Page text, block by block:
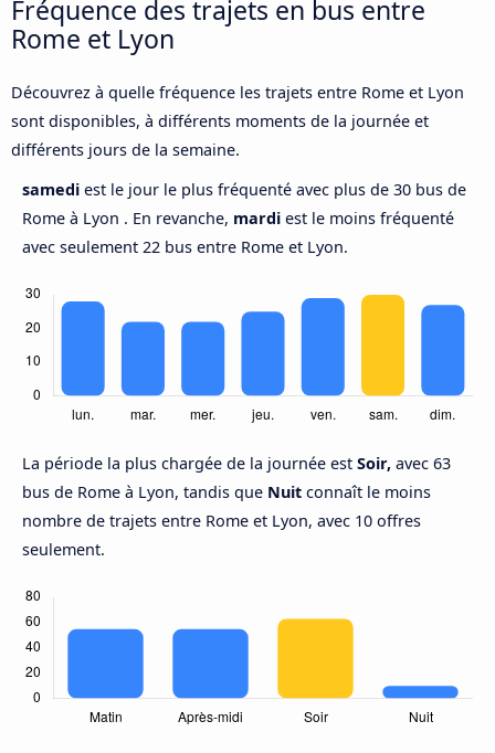
Fréquence des trajets en bus entre
Rome et Lyon
Découvrez à quelle fréquence les trajets entre Rome et Lyon
sont disponibles, à différents moments de la journée et
différents jours de la semaine.
samedi est le jour le plus fréquenté avec plus de 30 bus de
Rome à Lyon . En revanche, mardi est le moins fréquenté
avec seulement 22 bus entre Rome et Lyon.
La période la plus chargée de la journée est Soir, avec 63
bus de Rome à Lyon, tandis que Nuit connaît le moins
nombre de trajets entre Rome et Lyon, avec 10 offres
seulement.